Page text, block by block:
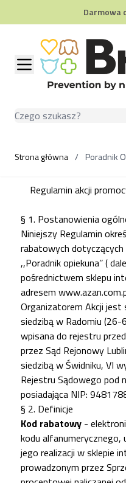
Darmowa
Przejdź do treści
Szukaj
Strona główna / Poradnik
Regulamin akcji
§ 1. Postanowienia
Niniejszy Regulamin
rabatowych dotyczących
,,Poradnik opiekuna’’ (
pośrednictwem sklepu
adresem
Organizatorem Akcji jest
siedzibą w Radomiu (26-
wpisana do rejestru
przez Sąd Rejonowy
siedzibą w Świdniku, VI
Rejestru Sądowego pod
posiadająca NIP:
§ 2. Definicje
Kod rabatowy -
kodu alfanumerycznego,
jego realizacji w sklepie
prowadzonym przez